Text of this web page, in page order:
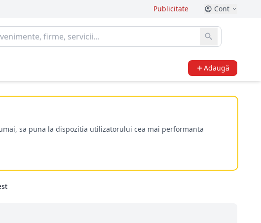
Publicitate Cont
Adaugă
sa puna la dispozitia utilizatorului cea mai performanta